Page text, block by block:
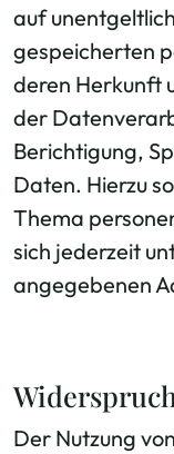
auf
gespeicherten
deren Herkunft
der
Berichtigung,
Daten. Hierzu
Thema
sich jederzeit
angegebenen
Der Nutzung